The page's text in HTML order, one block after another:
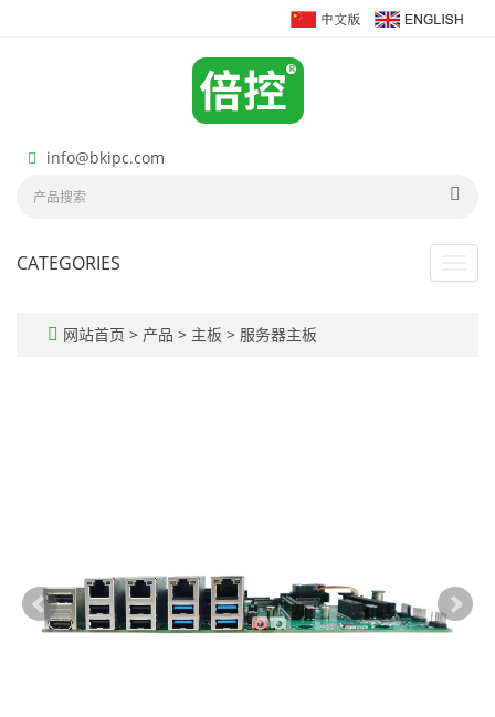
info@bkipc.com
CATEGORIES
网站首页 > 产品 > 主板 > 服务器主板